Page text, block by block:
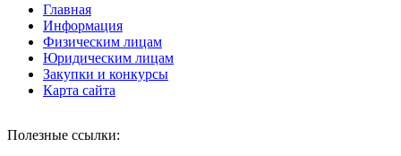
Главная
Информация
Физическим лицам
Юридическим лицам
Закупки и конкурсы
Карта сайта
Полезные ссылки: